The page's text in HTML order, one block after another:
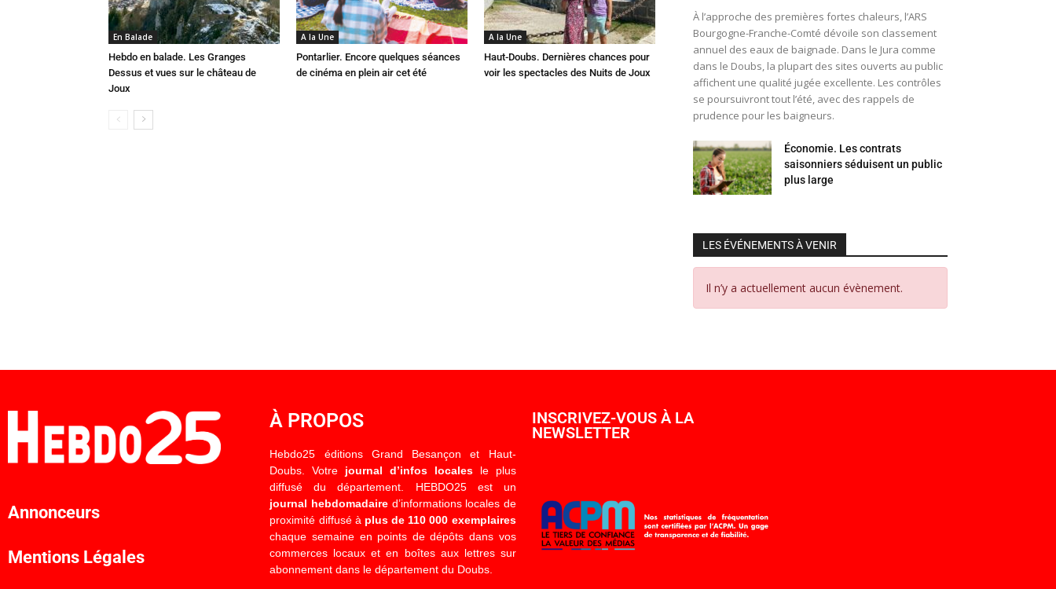
En Balade
Hebdo en balade. Les Granges
Dessus et vues sur le château de
Joux
A la Une
Pontarlier. Encore quelques séances
de cinéma en plein air cet été
A la Une
Haut-Doubs. Dernières chances pour
voir les spectacles des Nuits de Joux
À l’approche des premières fortes chaleurs, l’ARS
Bourgogne-Franche-Comté dévoile son classement
annuel des eaux de baignade. Dans le Jura comme
dans le Doubs, la plupart des sites ouverts au public
affichent une qualité jugée excellente. Les contrôles
se poursuivront tout l’été, avec des rappels de
prudence pour les baigneurs.
Économie. Les contrats
saisonniers séduisent un public
plus large
LES ÉVÉNEMENTS À VENIR
Il n’y a actuellement aucun évènement.
Annonceurs
Mentions Légales
À PROPOS
Hebdo25 éditions Grand Besançon et Haut-
Doubs. Votre journal d’infos localesle plus
diffusé du département. HEBDO25 est un
journal hebdomadaired’informations locales de
proximité diffusé à plus de 110 000 exemplaires
chaque semaine en points de dépôts dans vos
commerces locaux et en boîtes aux lettres sur
abonnement dans le département du Doubs.
INSCRIVEZ-VOUS À LA
NEWSLETTER